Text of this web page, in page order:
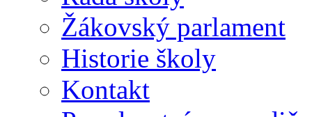
Žákovský parlament
Historie školy
Kontakt